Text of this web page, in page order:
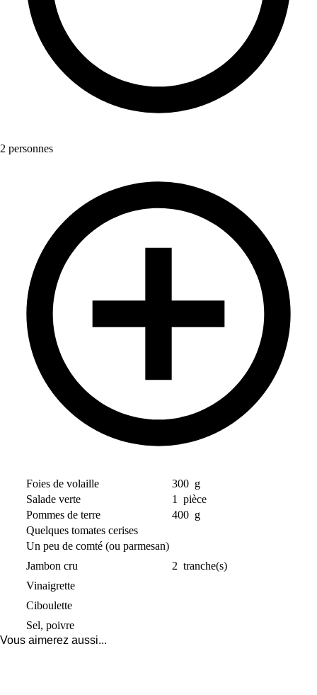
2 personnes
Foies de volaille 300 g
Salade verte
1
pièce
Pommes de terre
400 g
Quelques tomates cerises
Un peu de comté (ou parmesan)
Jambon cru
2 tranche(s)
Vinaigrette
Ciboulette
Sel, poivre
Vous aimerez aussi...